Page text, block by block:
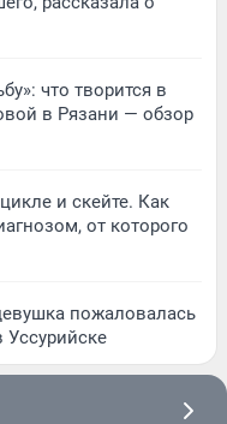
что творится в
в Рязани — обзор
и скейте. Как
от которого
пожаловалась
Уссурийске